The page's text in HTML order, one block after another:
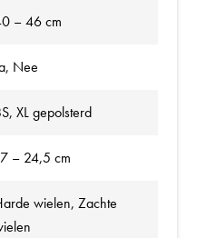
– 46 cm
Nee
XL gepolsterd
– 24,5 cm
wielen, Zachte